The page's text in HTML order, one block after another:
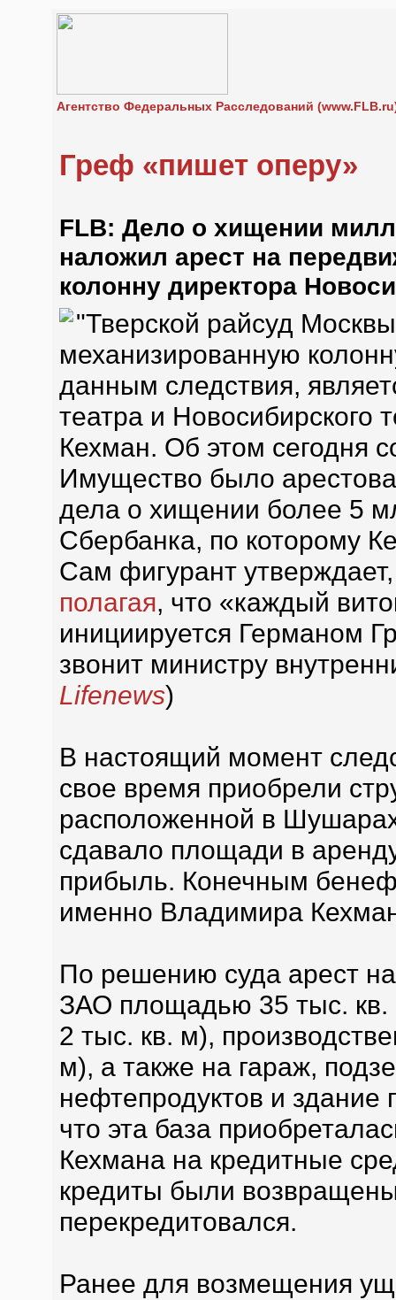
Агентство Федеральных Расследований
Греф «пишет оперу»
FLB: Дело о хищении
наложил арест на
колонну директора
"Тверской райсуд
механизированную
данным следствия,
театра и Новосибирского
Кехман. Об этом сегодня
Имущество было
дела о хищении более 5
Сбербанка, по которому
Сам фигурант
полагая, что «каждый
инициируется Германом
звонит министру
Lifenews)
В настоящий момент
свое время приобрели
расположенной в
сдавало площади в
прибыль. Конечным
именно Владимира
По решению суда арест
ЗАО площадью 35 тыс. кв.
2 тыс. кв. м),
м), а также на гараж,
нефтепродуктов и здание
что эта база
Кехмана на кредитные
кредиты были
перекредитовался.
Ранее для возмещения